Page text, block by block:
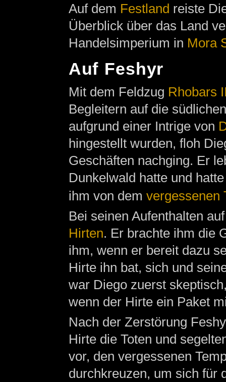
Auf dem Festland reiste
Überblick über das Land
Handelsimperium in Mora
Auf Feshyr
Mit dem Feldzug Rhobars
Begleitern auf die
aufgrund einer Intrige von
hingestellt wurden, floh
Geschäften nachging. Er
Dunkelwald hatte und
ihm von dem vergessenen
Bei seinen Aufenthalten
Hirten. Er brachte ihm die
ihm, wenn er bereit dazu
Hirte ihn bat, sich und
war Diego zuerst
wenn der Hirte ein Paket
Nach der Zerstörung
Hirte die Toten und
vor, den vergessenen
durchkreuzen, um sich für